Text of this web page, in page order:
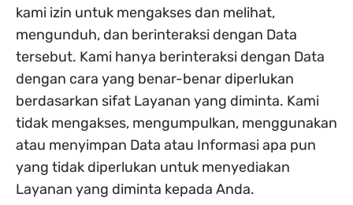
kami izin untuk mengakses dan melihat,
mengunduh, dan berinteraksi dengan Data
tersebut. Kami hanya berinteraksi dengan Data
dengan cara yang benar-benar diperlukan
berdasarkan sifat Layanan yang diminta. Kami
tidak mengakses, mengumpulkan, menggunakan
atau menyimpan Data atau Informasi apa pun
yang tidak diperlukan untuk menyediakan
Layanan yang diminta kepada Anda.